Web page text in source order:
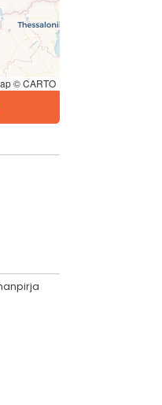
© CARTO